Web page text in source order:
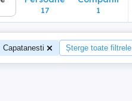
17 1
Capatanesti Șterge toate filtrele